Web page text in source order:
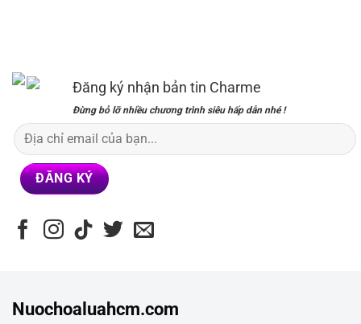
Đăng ký nhận bản tin Charme
Đừng bỏ lỡ nhiều chương trình siêu hấp dẫn nhé !
Nuochoaluahcm.com